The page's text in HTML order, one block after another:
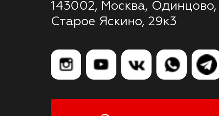
143002, Москва, Одинцово,
Старое Яскино, 29к3